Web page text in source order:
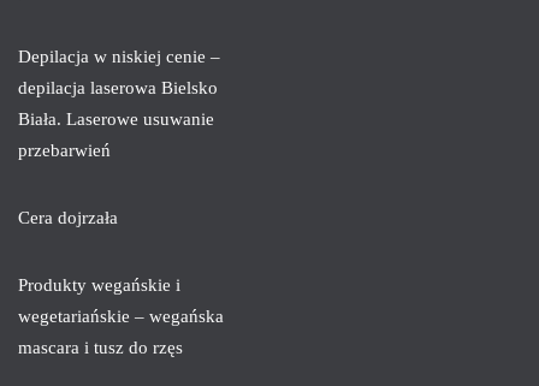
Depilacja w niskiej cenie –
depilacja laserowa Bielsko
Biała. Laserowe usuwanie
przebarwień
Cera dojrzała
Produkty wegańskie i
wegetariańskie – wegańska
mascara i tusz do rzęs